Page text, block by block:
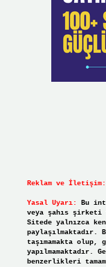
Reklam ve İletişim:
Yasal Uyarı:
Bu
veya şahıs şirketi
Sitede yalnızca
taşımamakta olup,
yapılmamaktadır.
benzerlikleri